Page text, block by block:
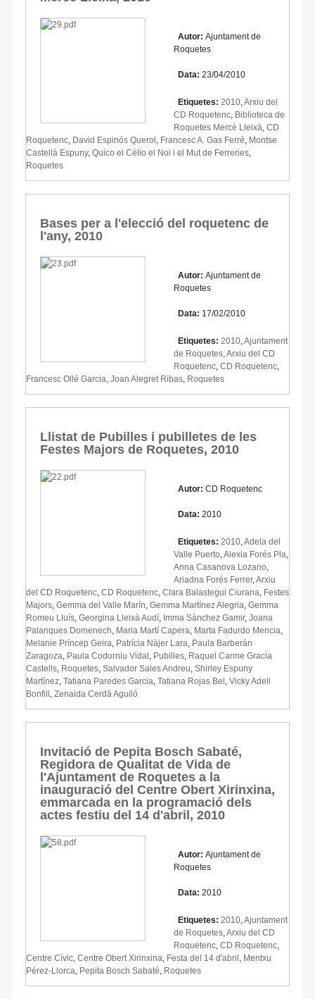
Autor: Ajuntament de
Roquetes
Data: 23/04/2010
Etiquetes: 2010 Arxiu del
CD Roquetenc Biblioteca de
Roquetes Mercè Lleixà CD
Roquetenc David Espinós Querol Francesc A. Gas Ferré Montse
Castellà Espuny, Quico el Célio el Noi i el Mut de Ferreries
Roquetes
Bases per a l'elecció del roquetenc de
l'any, 2010
Autor: Ajuntament de
Roquetes
Data: 17/02/2010
Etiquetes: 2010 Ajuntament
de Roquetes Arxiu del CD
Roquetenc CD Roquetenc
Francesc Ollé Garcia Joan Alegret Ribas Roquetes
Llistat de Pubilles i pubilletes de les
Festes Majors de Roquetes, 2010
Autor: CD Roquetenc
Data: 2010
Etiquetes: 2010 Adela del
Valle Puerto Alexia Forés Pla
Anna Casanova Lozano
Ariadna Forés Ferrer, Arxiu
del CD Roquetenc CD Roquetenc Clara Balastegui Ciurana Festes
Majors Gemma del Valle Marín Gemma Martínez Alegria Gemma
Romeu Lluís Georgina Lleixà Audí Imma Sànchez Gamir, Joana
Palanques Domenech Maria Martí Capera Marta Fadurdo Mencia
Melanie Príncep Geira Patrícia Nàjer Lara Paula Barberán
Zaragoza Paula Codorniu Vidal Pubilles Raquel Carme Gracia
Castells Roquetes Salvador Sales Andreu Shirley Espuny
Martínez Tatiana Paredes Garcia Tatiana Rojas Bel Vicky Adell
Bonfill Zenaida Cerdà Aguiló
Invitació de Pepita Bosch Sabaté,
Regidora de Qualitat de Vida de
l'Ajuntament de Roquetes a la
inauguració del Centre Obert Xirinxina,
emmarcada en la programació dels
actes festiu del 14 d'abril, 2010
Autor: Ajuntament de
Roquetes
Data: 2010
Etiquetes: 2010 Ajuntament
de Roquetes Arxiu del CD
Roquetenc CD Roquetenc
Centre Cívic Centre Obert Xirinxina Festa del 14 d'abril Mentxu
Pérez-Llorca Pepita Bosch Sabaté Roquetes